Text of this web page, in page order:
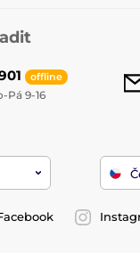
offline
Pá 9-16